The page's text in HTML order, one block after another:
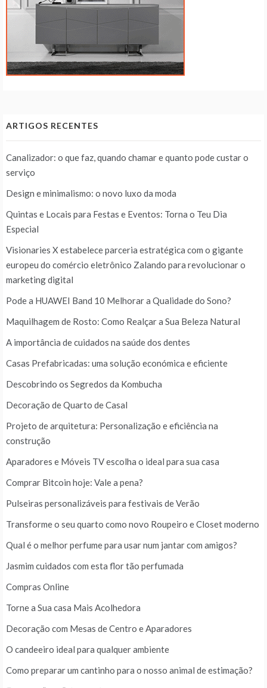
ARTIGOS RECENTES
Canalizador: o que faz, quando chamar e quanto pode custar o
serviço
Design e minimalismo: o novo luxo da moda
Quintas e Locais para Festas e Eventos: Torna o Teu Dia
Especial
Visionaries X estabelece parceria estratégica com o gigante
europeu do comércio eletrônico Zalando para revolucionar o
marketing digital
Pode a HUAWEI Band 10 Melhorar a Qualidade do Sono?
Maquilhagem de Rosto: Como Realçar a Sua Beleza Natural
A importância de cuidados na saúde dos dentes
Casas Prefabricadas: uma solução económica e eficiente
Descobrindo os Segredos da Kombucha
Decoração de Quarto de Casal
Projeto de arquitetura: Personalização e eficiência na
construção
Aparadores e Móveis TV escolha o ideal para sua casa
Comprar Bitcoin hoje: Vale a pena?
Pulseiras personalizáveis para festivais de Verão
Transforme o seu quarto como novo Roupeiro e Closet moderno
Qual é o melhor perfume para usar num jantar com amigos?
Jasmim cuidados com esta flor tão perfumada
Compras Online
Torne a Sua casa Mais Acolhedora
Decoração com Mesas de Centro e Aparadores
O candeeiro ideal para qualquer ambiente
Como preparar um cantinho para o nosso animal de estimação?